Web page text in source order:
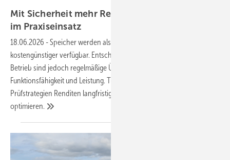
Mit Sicherheit mehr Rendite: Batteriespeicher
im Praxiseinsatz
18.06.2026 -Speicher werden als vorkonfektionierte Systeme immer
kostengünstiger verfügbar. Entscheidend für einen störungsfreien
Betrieb sind jedoch regelmäßige Überprüfungen der
Funktionsfähigkeit und Leistung. Tüv Süd zeigt auf, wie systematische
Prüfstrategien Renditen langfristig sichern und die Betriebssicherheit
optimieren.